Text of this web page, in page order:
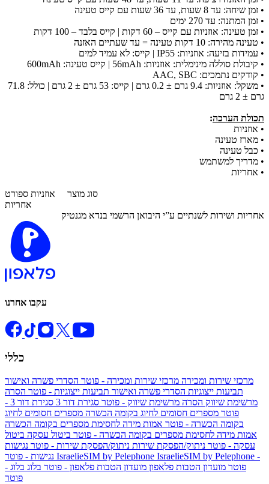
• זמן שיחה: עד 8 שעות, עד 36 שעות עם קייס טעינה
• זמן המתנה: עד 270 ימים
• זמן טעינה: אוזניות עם קייס – 60 דקות | קייס בלבד – 100 דקות
• טעינה מהירה: 10 דקות טעינה = עד שעתיים האזנה
• עמידות בזיעה: אוזניות: IP55 | קייס: לא עמיד למים
• קיבולת סוללה מינימלית: אוזניות: ‎56mAh | קייס טעינה: ‎600mAh
• קודקים נתמכים: AAC, SBC
• משקל: אוזניות: ‎9.4 גרם ± 0.2 גרם | קייס: ‎53 גרם ± 2 גרם | כולל: ‎71.8
גרם ± 2 גרם
תכולת הערכה:
• אוזניות
• מארז טעינה
• כבל טעינה
• מדריך למשתמש
• אחריות
סוג מוצר אוזניות ספורט
אחריות
אחריות ושירות לשנתיים ע”י היבואן הרשמי בנדא מגנטיק
עקבו אחרנו
כללי
מרכזי שירות ומכירה מרכזי שירות ומכירה - פוטר הסדרי פשרה ואישור
תביעות ייצוגיות הסדרי פשרה ואישור תביעות ייצוגיות - פוטר הסרה
מרשימת שיווק הסרה מרשימת שיווק - פוטר סגירת דור 3
סגירת דור 3 -
פוטר מספרים חסומים לחיוג בקומה הכשרה מספרים חסומים לחיוג
בקומה הכשרה - פוטר אמות מידה לחסימת מספרים בקומה הכשרה
אמות מידה לחסימת מספרים בקומה הכשרה - פוטר ביטול עסקה ביטול
עסקה - פוטר ניתוק/הפסקת שירות ניתוק/הפסקת שירות - פוטר נגישות
IsraelieSIM by Pelephone IsraelieSIM by Pelephone -
פוטר מועדון הטבות פלאפון מועדון הטבות פלאפון - פוטר בלוג בלוג -
פוטר